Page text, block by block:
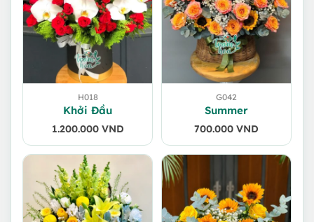
H018
Khởi Đầu
1.200.000 VND
G042
Summer
700.000 VND